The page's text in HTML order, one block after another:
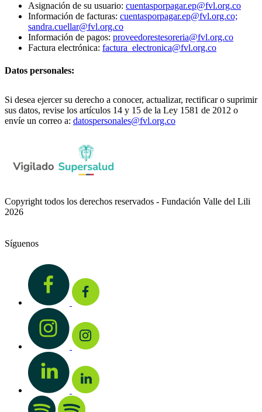
Asignación de su usuario: cuentasporpagar.ep@fvl.org.co
Información de facturas: cuentasporpagar.ep@fvl.org.co;
sandra.cuellar@fvl.org.co
Información de pagos: proveedorestesoreria@fvl.org.co
Factura electrónica: factura_electronica@fvl.org.co
Datos personales:
Si desea ejercer su derecho a conocer, actualizar, rectificar o suprimir
sus datos, revise los artículos 14 y 15 de la Ley 1581 de 2012 o
envíe un correo a: datospersonales@fvl.org.co
Copyright todos los derechos reservados - Fundación Valle del Lili
2026
Síguenos